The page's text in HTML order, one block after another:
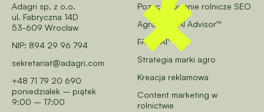
Adagri sp. z o.o.
ul. Fabryczna 14D
53-609 Wrocław
NIP: 894 29 96 794
sekretariat@adagri.com
+48 71 79 20 690
poniedziałek – piątek
9:00 – 17:00
Pozycjonowanie rolnicze SEO
AgroCore AI Advisor™
FARM AI™
Strategia marki agro
Kreacja reklamowa
Content marketing w
rolnictwie